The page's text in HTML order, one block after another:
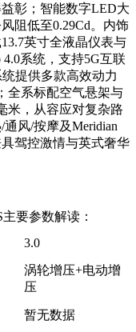
彰；智能数字LED大
阻低至0.29Cd。内饰
英寸全液晶仪表与
系统，支持5G互联
提供多款高效动力
全系标配空气悬架与
米，从容应对复杂路
风/按摩及Meridian
驾控激情与英式奢华
要参数解读：
3.0
涡轮增压+电动增
压
暂无数据